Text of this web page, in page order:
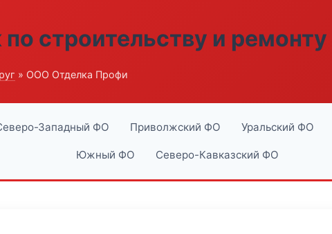
строительству и ремонту
» ООО Отделка Профи
Западный ФО Приволжский ФО Уральский ФО
Южный ФО Северо-Кавказский ФО